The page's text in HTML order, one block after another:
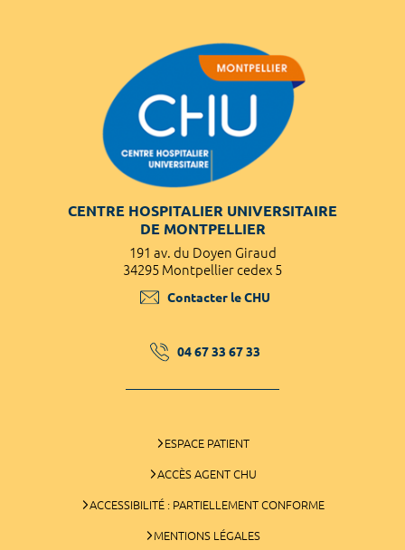
CENTRE HOSPITALIER UNIVERSITAIRE
DE MONTPELLIER
191 av. du Doyen Giraud
34295 Montpellier cedex 5
Contacter le CHU
04 67 33 67 33
ESPACE PATIENT
ACCÈS AGENT CHU
ACCESSIBILITÉ : PARTIELLEMENT CONFORME
MENTIONS LÉGALES